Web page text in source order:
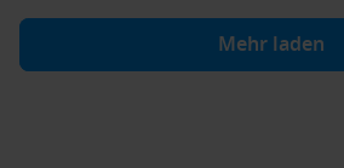
Mehr laden